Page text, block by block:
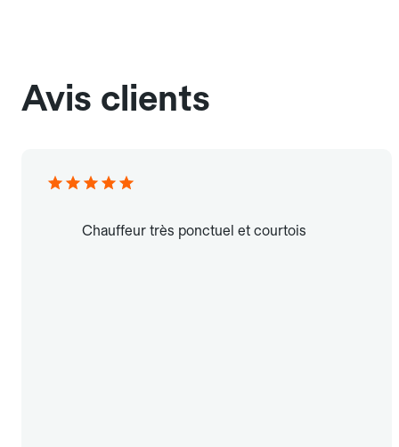
Avis clients
Chauffeur très ponctuel et courtois